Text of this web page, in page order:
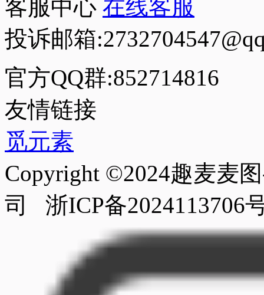
客服中心 在线客服
投诉邮箱
官方QQ群:852714816
友情链接
觅元素
Copyright ©2024趣麦麦
司 浙ICP备